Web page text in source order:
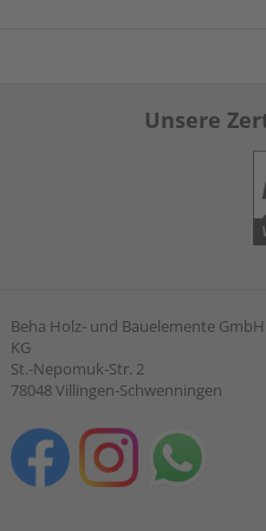
Unsere
Beha Holz- und Bauelemente GmbH
KG
St.-Nepomuk-Str. 2
78048 Villingen-Schwenningen